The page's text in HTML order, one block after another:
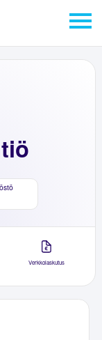
Verkkolaskutus